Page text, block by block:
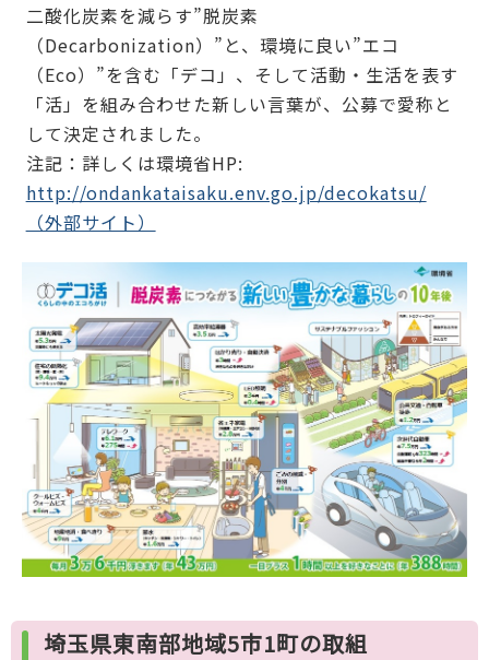
二酸化炭素を減らす”脱炭素
（Decarbonization）”と、環境に良い”エコ
（Eco）”を含む「デコ」、そして活動・生活を表す
「活」を組み合わせた新しい言葉が、公募で愛称と
して決定されました。
注記：詳しくは環境省HP:
http://ondankataisaku.env.go.jp/decokatsu/
（外部サイト）
埼玉県東南部地域5市1町の取組